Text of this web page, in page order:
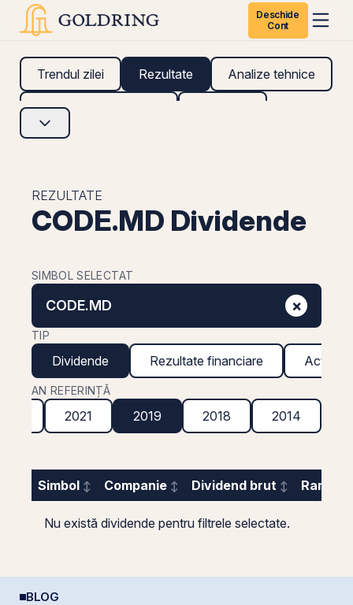
Deschide
Cont
Trendul zilei Rezultate Analize tehnice
Analize fundamentale
REZULTATE
CODE.MD Dividende
SIMBOL SELECTAT
CODE.MD ×
TIP
Dividende Rezultate financiare Acțiuni
AN REFERINȚĂ
2021 2019 2018 2014
Simbol Companie Dividend brut
Nu există dividende pentru filtrele selectate.
BLOG